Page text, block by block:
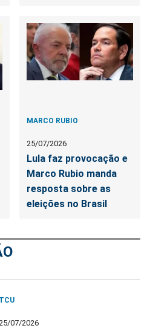
MARCO RUBIO
25/07/2026
Lula faz provocação e
Marco Rubio manda
resposta sobre as
eleições no Brasil
TCU
25/07/2026